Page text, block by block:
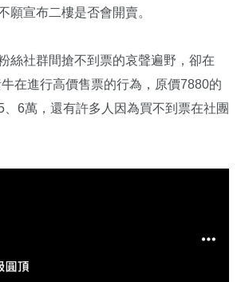
願宣布二樓是否會開賣。
絲社群間搶不到票的哀聲遍野，卻在
在進行高價售票的行為，原價7880的
、6萬，還有許多人因為買不到票在社團